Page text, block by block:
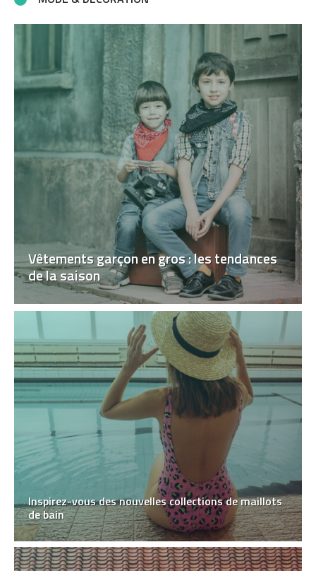
Vêtements garçon en gros : les tendances
de la saison
Inspirez-vous des nouvelles collections de maillots
de bain